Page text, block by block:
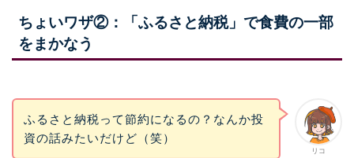
ちょいワザ②：「ふるさと納税」で食費の一部
をまかなう
リコ
ふるさと納税って節約になるの？なんか投
資の話みたいだけど（笑）